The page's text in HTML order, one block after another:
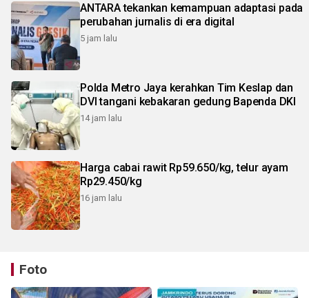
ANTARA tekankan kemampuan adaptasi pada
perubahan jurnalis di era digital
5 jam lalu
Polda Metro Jaya kerahkan Tim Keslap dan
DVI tangani kebakaran gedung Bapenda DKI
14 jam lalu
Harga cabai rawit Rp59.650/kg, telur ayam
Rp29.450/kg
16 jam lalu
Foto